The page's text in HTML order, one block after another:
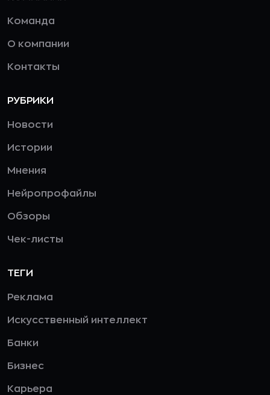
Команда
О компании
Контакты
РУБРИКИ
Новости
Истории
Мнения
Нейропрофайлы
Обзоры
Чек-листы
ТЕГИ
Реклама
Искусственный интеллект
Банки
Бизнес
Карьера